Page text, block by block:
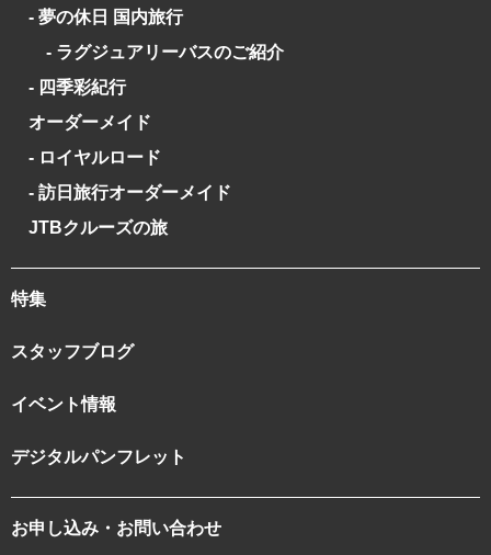
- 夢の休日 国内旅行
- ラグジュアリーバスのご紹介
- 四季彩紀行
オーダーメイド
- ロイヤルロード
- 訪日旅行オーダーメイド
JTBクルーズの旅
特集
スタッフブログ
イベント情報
デジタルパンフレット
お申し込み・お問い合わせ